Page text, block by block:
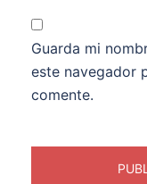
Guarda mi
este navegador
comente.